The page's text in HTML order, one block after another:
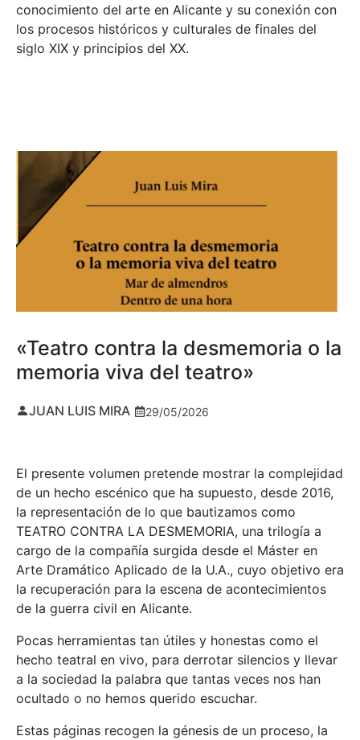
conocimiento del arte en Alicante y su conexión con
los procesos históricos y culturales de finales del
siglo XIX y principios del XX.
«Teatro contra la desmemoria o la
memoria viva del teatro»
JUAN LUIS MIRA 29/05/2026
El presente volumen pretende mostrar la complejidad
de un hecho escénico que ha supuesto, desde 2016,
la representación de lo que bautizamos como
TEATRO CONTRA LA DESMEMORIA, una trilogía a
cargo de la compañía surgida desde el Máster en
Arte Dramático Aplicado de la U.A., cuyo objetivo era
la recuperación para la escena de acontecimientos
de la guerra civil en Alicante.
Pocas herramientas tan útiles y honestas como el
hecho teatral en vivo, para derrotar silencios y llevar
a la sociedad la palabra que tantas veces nos han
ocultado o no hemos querido escuchar.
Estas páginas recogen la génesis de un proceso, la